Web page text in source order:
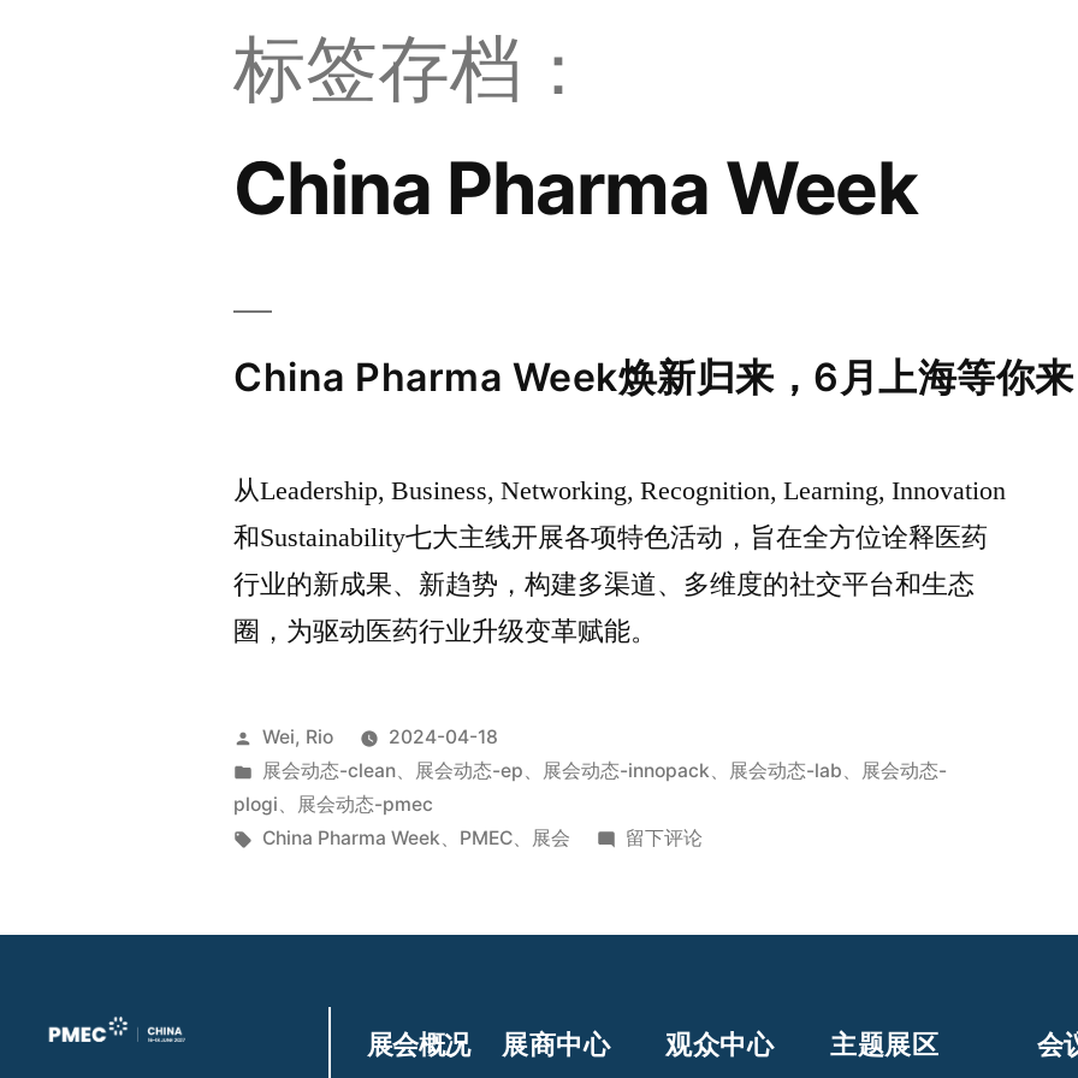
标签存档：
China Pharma Week
China Pharma Week焕新归来，6月上海等你
从Leadership, Business, Networking, Recognition, Learning, Innovation
和Sustainability七大主线开展各项特色活动，旨在全方位诠释医药
行业的新成果、新趋势，构建多渠道、多维度的社交平台和生态
圈，为驱动医药行业升级变革赋能。
Wei, Rio
2024-04-18
展会动态-clean、 展会动态-ep、 展会动态-innopack、 展会动态-lab、 展会动态-
plogi、 展会动态-pmec
China Pharma Week、 PMEC、 展会 留下评论
展会概况 展商中心 观众中心 主题展区 会